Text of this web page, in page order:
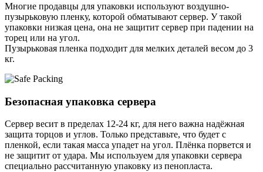
Многие продавцы для упаковки используют воздушно-
пузырьковую пленку, которой обматывают сервер. У такой
упаковки низкая цена, она не защитит сервер при падении на
торец или на угол.
Пузырьковая пленка подходит для мелких деталей весом до 3
кг.
Безопасная упаковка сервера
Сервер весит в пределах 12-24 кг, для него важна надёжная
защита торцов и углов. Только представьте, что будет с
пленкой, если такая масса упадет на угол. Плёнка порвется и
не защитит от удара. Мы используем для упаковки сервера
специально расcчитанную упаковку из пенопласта.